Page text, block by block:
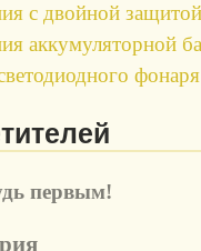
с двойной защитой
аккумуляторной
фонаря
первым!